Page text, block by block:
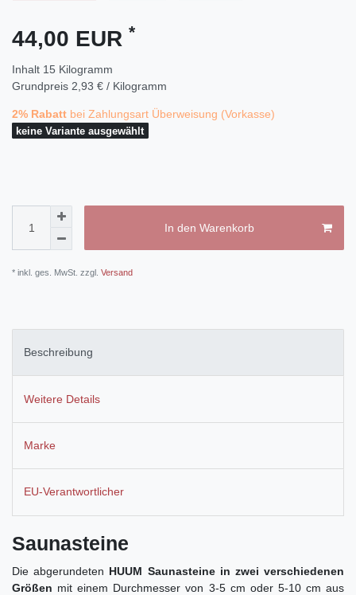
44,00 EUR *
Inhalt 15 Kilogramm
Grundpreis 2,93 € / Kilogramm
2% Rabatt bei Zahlungsart Überweisung (Vorkasse)
keine Variante ausgewählt
In den Warenkorb
* inkl. ges. MwSt. zzgl. Versand
Beschreibung
Weitere Details
Marke
EU-Verantwortlicher
Saunasteine
Die abgerundeten HUUM Saunasteine in zwei verschiedenen
Größen mit einem Durchmesser von 3-5 cm oder 5-10 cm aus